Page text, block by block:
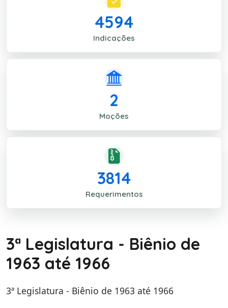
4594
Indicações
2
Moções
3814
Requerimentos
3ª Legislatura - Biênio de
1963 até 1966
3ª Legislatura - Biênio de 1963 até 1966